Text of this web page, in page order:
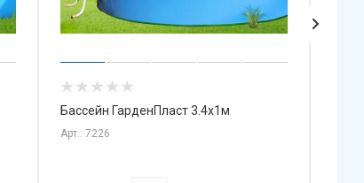
Бассейн ГарденПласт 3.4х1м
Арт.: 7226